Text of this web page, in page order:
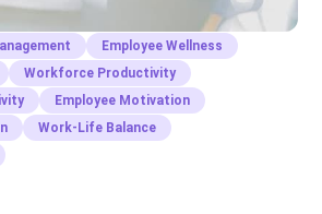
Employee Wellness
Workforce Productivity
Employee Motivation
Work-Life Balance